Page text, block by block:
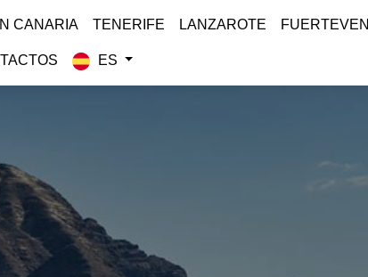
CANARIA TENERIFE LANZAROTE
ES